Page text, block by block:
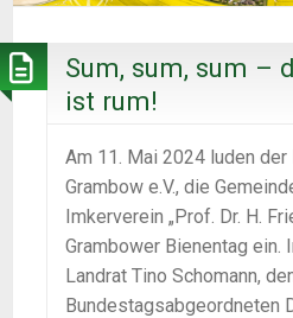
Sum, sum, sum –
ist rum!
Am 11. Mai 2024 luden
Grambow e.V., die
Imkerverein „Prof. Dr. H.
Grambower Bienentag ein.
Landrat Tino Schomann,
Bundestagsabgeordneten